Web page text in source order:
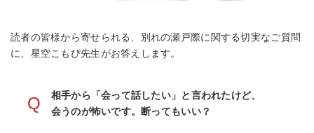
読者の皆様から寄せられる、別れの瀬戸際に関する切実なご質問
に、星空こもぴ先生がお答えします。
Q
相手から「会って話したい」と言われたけど、
会うのが怖いです。断ってもいい？